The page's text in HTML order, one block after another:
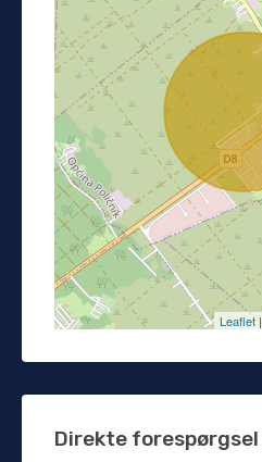
Leaflet
Direkte